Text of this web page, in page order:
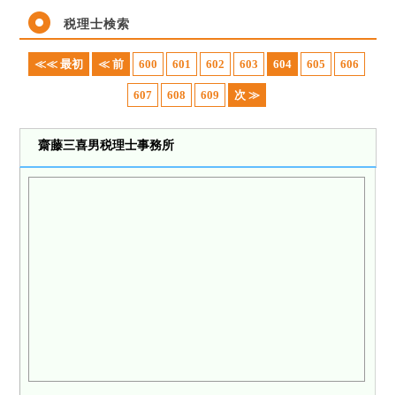
税理士検索
≪≪ 最初 ≪ 前 600 601 602 603 604 605 606
607 608 609 次 ≫
齋藤三喜男税理士事務所